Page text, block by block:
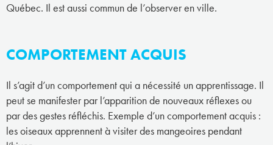
Québec. Il est aussi commun de l’observer en ville.
COMPORTEMENT ACQUIS
Il s’agit d’un comportement qui a nécessité un apprentissage. Il
peut se manifester par l’apparition de nouveaux réflexes ou
par des gestes réfléchis. Exemple d’un comportement acquis :
les oiseaux apprennent à visiter des mangeoires pendant